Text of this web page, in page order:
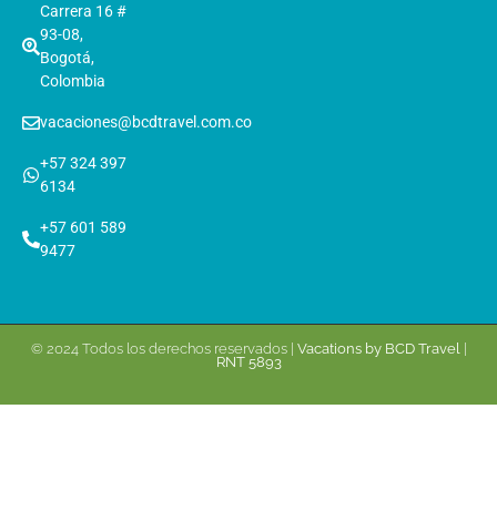
Carrera 16 #
93-08,
Bogotá,
Colombia
vacaciones@bcdtravel.com.co
+57 324 397
6134
+57 601 589
9477
© 2024 Todos los derechos reservados | Vacations by BCD Travel |
RNT 5893